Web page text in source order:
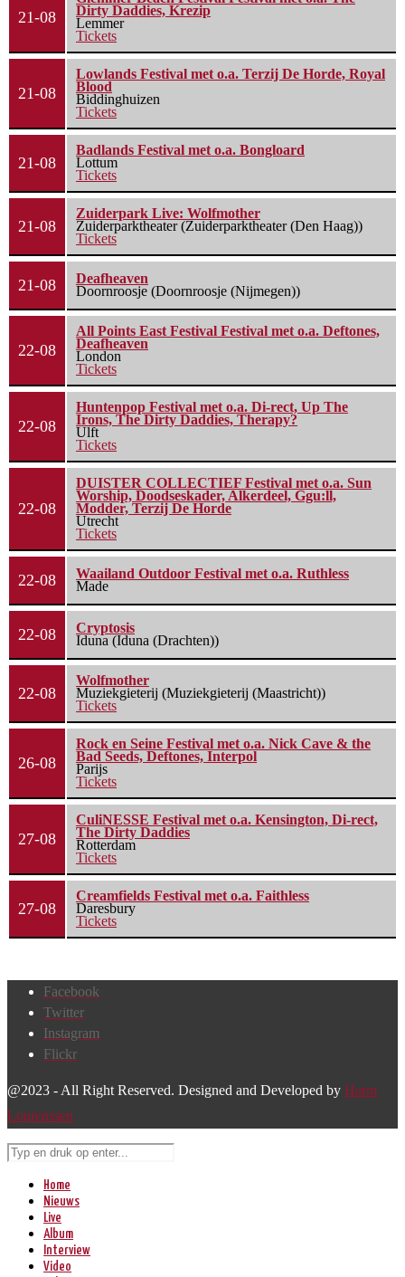
21-08
Dirty Daddies, Krezip
Lemmer
Tickets
21-08
Lowlands Festival met o.a. Terzij De Horde, Royal
Blood
Biddinghuizen
Tickets
21-08
Badlands Festival met o.a. Bongloard
Lottum
Tickets
21-08
Zuiderpark Live: Wolfmother
Zuiderparktheater (Zuiderparktheater (Den Haag))
Tickets
21-08
Deafheaven
Doornroosje (Doornroosje (Nijmegen))
22-08
All Points East Festival Festival met o.a. Deftones,
Deafheaven
London
Tickets
22-08
Huntenpop Festival met o.a. Di-rect, Up The
Irons, The Dirty Daddies, Therapy?
Ulft
Tickets
22-08
DUISTER COLLECTIEF Festival met o.a. Sun
Worship, Doodseskader, Alkerdeel, Ggu:ll,
Modder, Terzij De Horde
Utrecht
Tickets
22-08
Waailand Outdoor Festival met o.a. Ruthless
Made
22-08
Cryptosis
Iduna (Iduna (Drachten))
22-08
Wolfmother
Muziekgieterij (Muziekgieterij (Maastricht))
Tickets
26-08
Rock en Seine Festival met o.a. Nick Cave & the
Bad Seeds, Deftones, Interpol
Parijs
Tickets
27-08
CuliNESSE Festival met o.a. Kensington, Di-rect,
The Dirty Daddies
Rotterdam
Tickets
27-08
Creamfields Festival met o.a. Faithless
Daresbury
Tickets
Facebook
Twitter
Instagram
Flickr
@2023 - All Right Reserved. Designed and Developed by Harm
Lourenssen
Home
Nieuws
Live
Album
Interview
Video